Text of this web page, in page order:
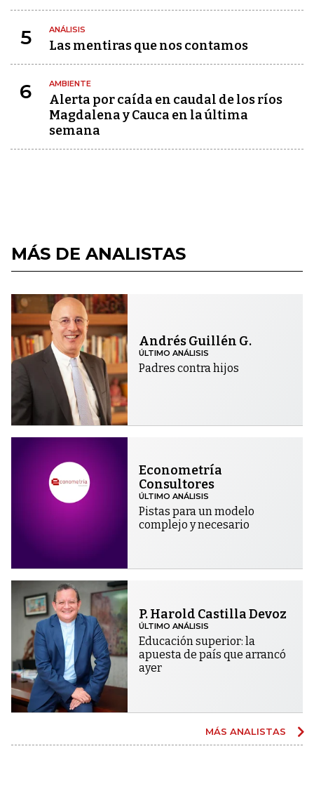
5 ANÁLISIS
Las mentiras que nos contamos
6 AMBIENTE
Alerta por caída en caudal de los ríos
Magdalena y Cauca en la última
semana
MÁS DE ANALISTAS
Andrés Guillén G.
ÚLTIMO ANÁLISIS
Padres contra hijos
Econometría
Consultores
ÚLTIMO ANÁLISIS
Pistas para un modelo
complejo y necesario
P. Harold Castilla Devoz
ÚLTIMO ANÁLISIS
Educación superior: la
apuesta de país que arrancó
ayer
MÁS ANALISTAS